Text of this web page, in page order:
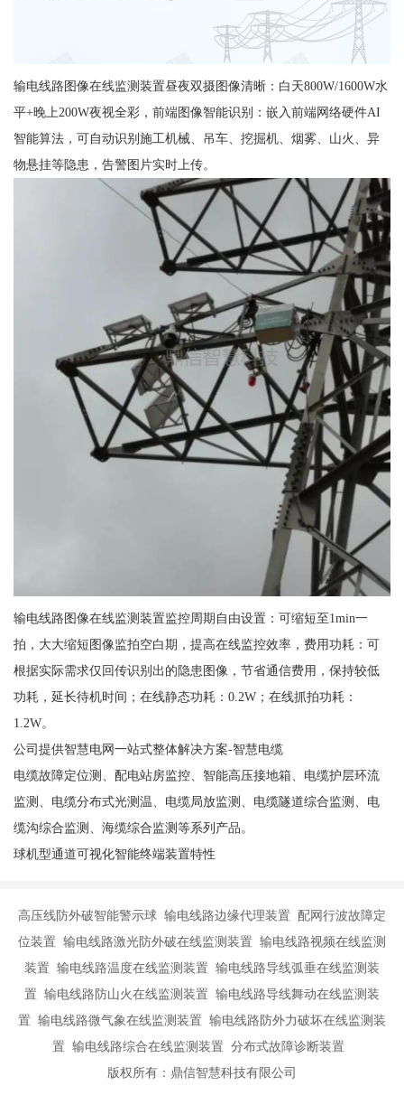
输电线路图像在线监测装置昼夜双摄图像清晰：白天800W/1600W水
平+晚上200W夜视全彩，前端图像智能识别：嵌入前端网络硬件AI
智能算法，可自动识别施工机械、吊车、挖掘机、烟雾、山火、异
物悬挂等隐患，告警图片实时上传。
输电线路图像在线监测装置监控周期自由设置：可缩短至1min一
拍，大大缩短图像监拍空白期，提高在线监控效率，费用功耗：可
根据实际需求仅回传识别出的隐患图像，节省通信费用，保持较低
功耗，延长待机时间；在线静态功耗：0.2W；在线抓拍功耗：
1.2W。
公司提供智慧电网一站式整体解决方案-智慧电缆
电缆故障定位测、配电站房监控、智能高压接地箱、电缆护层环流
监测、电缆分布式光测温、电缆局放监测、电缆隧道综合监测、电
缆沟综合监测、海缆综合监测等系列产品。
球机型通道可视化智能终端装置特性
高压线防外破智能警示球 输电线路边缘代理装置 配网行波故障定
位装置 输电线路激光防外破在线监测装置 输电线路视频在线监测
装置 输电线路温度在线监测装置 输电线路导线弧垂在线监测装
置 输电线路防山火在线监测装置 输电线路导线舞动在线监测装
置 输电线路微气象在线监测装置 输电线路防外力破坏在线监测装
置 输电线路综合在线监测装置 分布式故障诊断装置
版权所有：鼎信智慧科技有限公司